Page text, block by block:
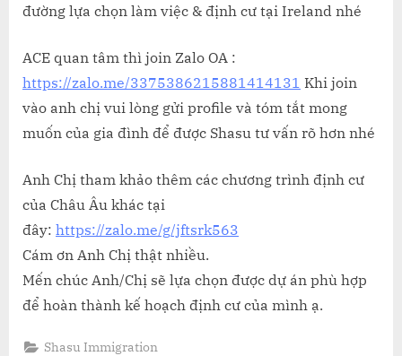
đường lựa chọn làm việc & định cư tại Ireland nhé
ACE quan tâm thì join Zalo OA :
https://zalo.me/3375386215881414131 Khi join
vào anh chị vui lòng gửi profile và tóm tắt mong
muốn của gia đình để được Shasu tư vấn rõ hơn nhé
Anh Chị tham khảo thêm các chương trình định cư
của Châu Âu khác tại
đây: https://zalo.me/g/jftsrk563
Cám ơn Anh Chị thật nhiều.
Mến chúc Anh/Chị sẽ lựa chọn được dự án phù hợp
để hoàn thành kế hoạch định cư của mình ạ.
Shasu Immigration